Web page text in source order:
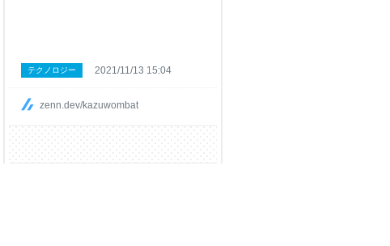
zenn.dev/kazuwombat
テクノロジー 2021/11/13 15:04